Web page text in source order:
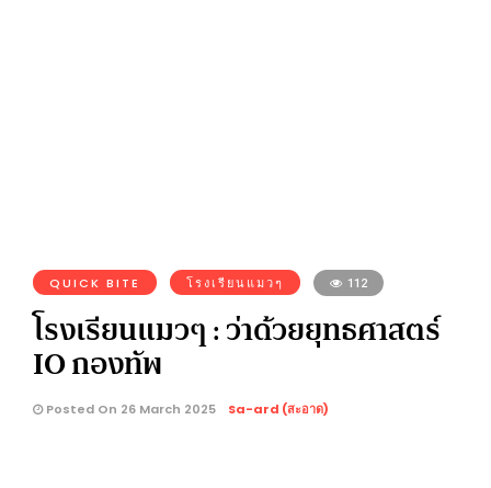
QUICK BITE โรงเรียนแมวๆ 112
โรงเรียนแมวๆ : ว่าด้วยยุทธศาสตร์
IO กองทัพ
Posted On 26 March 2025 Sa-ard (สะอาด)